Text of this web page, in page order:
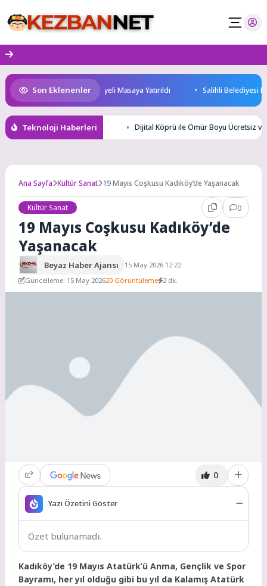
to
content
Son Eklenenler
Geleceği ve Yatırım Potansiyeli Masaya Yatırıldı Salihli Belediyesi Keli
Teknoloji Haberleri Dijital Köprü ile Ömür Boyu Ücretsiz ve
Ana Sayfa Kültür Sanat 19 Mayıs Coşkusu Kadıköy’de Yaşanacak
Kültür Sanat 0
19 Mayıs Coşkusu Kadıköy’de
Yaşanacak
Beyaz Haber Ajansı
15 May 2026 12:22
Güncelleme: 15 May 202620 Görüntüleme 2 dk.
0
Yazı Özetini Göster
Özet bulunamadı.
Kadıköy’de 19 Mayıs Atatürk’ü Anma, Gençlik ve Spor
Bayramı, her yıl olduğu gibi bu yıl da Kalamış Atatürk